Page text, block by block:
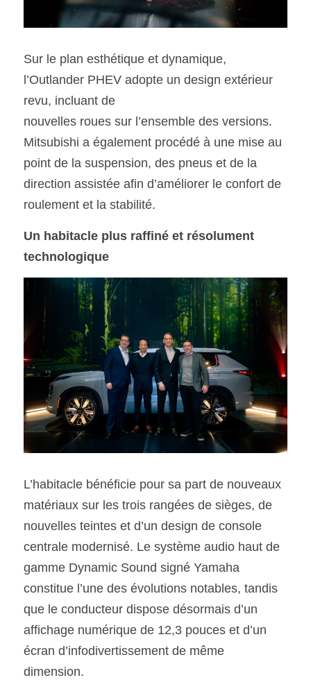
Sur le plan esthétique et dynamique,
l’Outlander PHEV adopte un design extérieur
revu, incluant de
nouvelles roues sur l’ensemble des versions.
Mitsubishi a également procédé à une mise au
point de la suspension, des pneus et de la
direction assistée afin d’améliorer le confort de
roulement et la stabilité.
Un habitacle plus raffiné et résolument
technologique
L’habitacle bénéficie pour sa part de nouveaux
matériaux sur les trois rangées de sièges, de
nouvelles teintes et d’un design de console
centrale modernisé. Le système audio haut de
gamme Dynamic Sound signé Yamaha
constitue l’une des évolutions notables, tandis
que le conducteur dispose désormais d’un
affichage numérique de 12,3 pouces et d’un
écran d’infodivertissement de même
dimension.